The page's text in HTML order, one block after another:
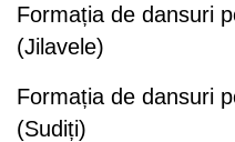
Formația de dansuri
(Jilavele)
Formația de dansuri
(Sudiți)